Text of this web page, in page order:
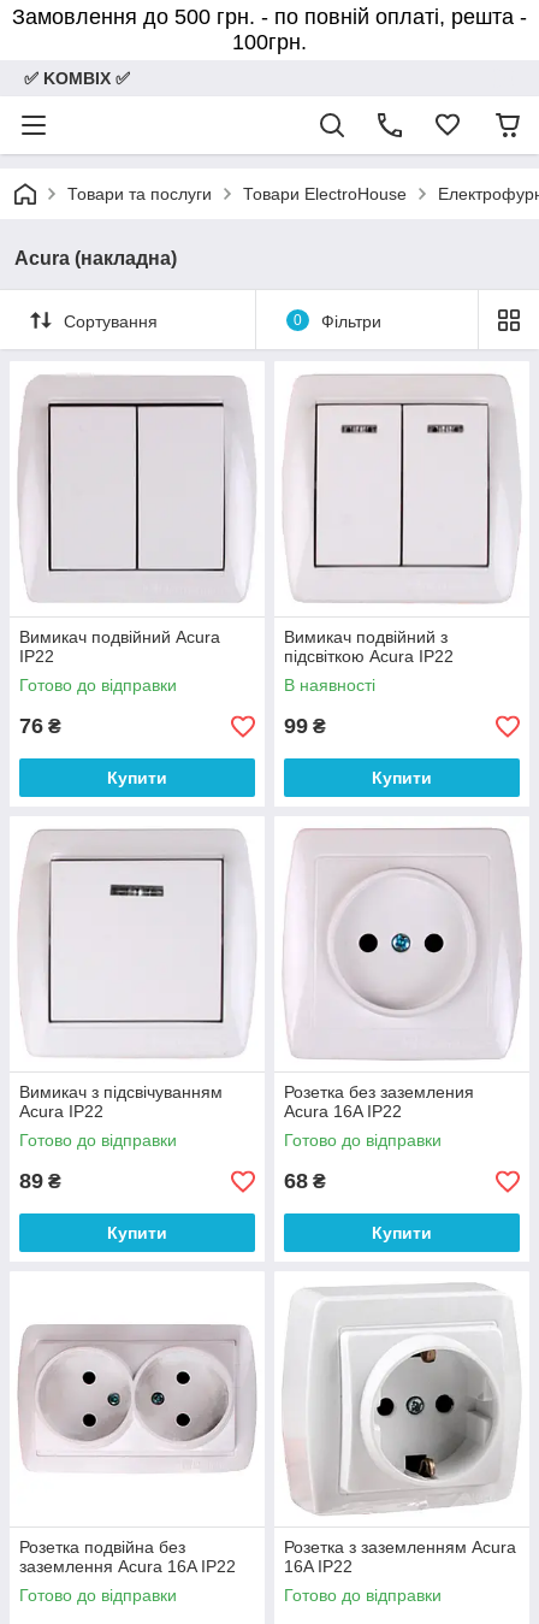
Замовлення до 500 грн. - по повній оплаті, решта -
100грн.
✅ KOMBIX ✅
Товари та послуги Товари ElectroHouse
Acura (накладна)
Сортування 0 Фільтри
Вимикач подвійний Acura
IP22
Готово до відправки
76 ₴
Купити
Вимикач подвійний з
підсвіткою Acura IP22
В наявності
99 ₴
Купити
Вимикач з підсвічуванням
Acura IP22
Готово до відправки
89 ₴
Купити
Розетка без заземления
Acura 16A IP22
Готово до відправки
68 ₴
Купити
Розетка подвійна без
заземлення Acura 16A IP22
Готово до відправки
Розетка з заземленням Acura
16A IP22
Готово до відправки